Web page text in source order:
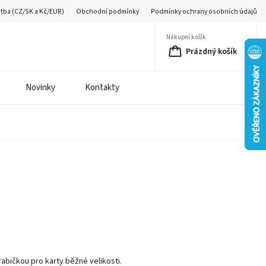
(CZ/SK a Kč/EUR) Obchodní podmínky Podmínky ochrany osobních údajů
Nákupní košík
Prázdný košík
Novinky Kontakty
pro karty běžné velikosti.